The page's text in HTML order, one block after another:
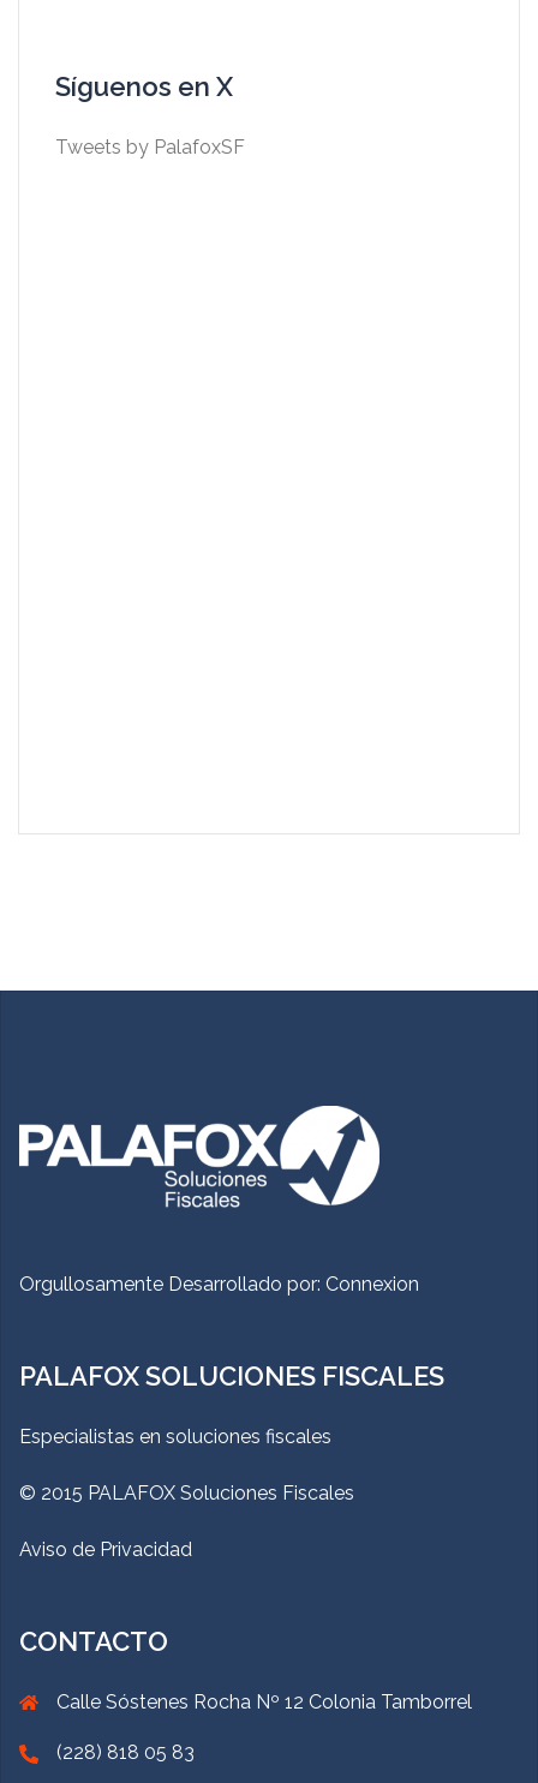
Síguenos en X
Tweets by PalafoxSF
Orgullosamente Desarrollado por: Connexion
PALAFOX SOLUCIONES FISCALES
Especialistas en soluciones fiscales
© 2015 PALAFOX Soluciones Fiscales
Aviso de Privacidad
CONTACTO
Calle Sóstenes Rocha Nº 12 Colonia Tamborrel
(228) 818 05 83